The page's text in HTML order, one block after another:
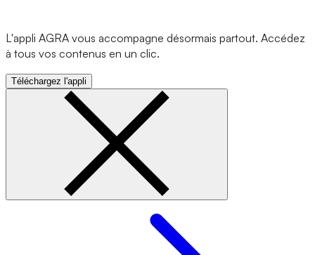
L'appli AGRA vous accompagne désormais partout. Accédez
à tous vos contenus en un clic.
Téléchargez l'appli